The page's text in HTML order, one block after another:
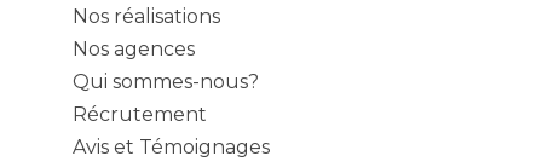
Nos réalisations
Nos agences
Qui sommes-nous?
Récrutement
Avis et Témoignages